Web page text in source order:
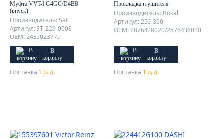
Муфта VVT-I G4GC/D4BB
(впуск)
Производитель: Sat
Артикул: ST-229-0008
OEM: 2435023775
В
корзину
Поставка 1 р. д.
Прокладка глушителя
Производитель: Bosal
Артикул: 256-390
OEM: 2876428020/2876436010
В
корзину
Поставка 1 р. д.